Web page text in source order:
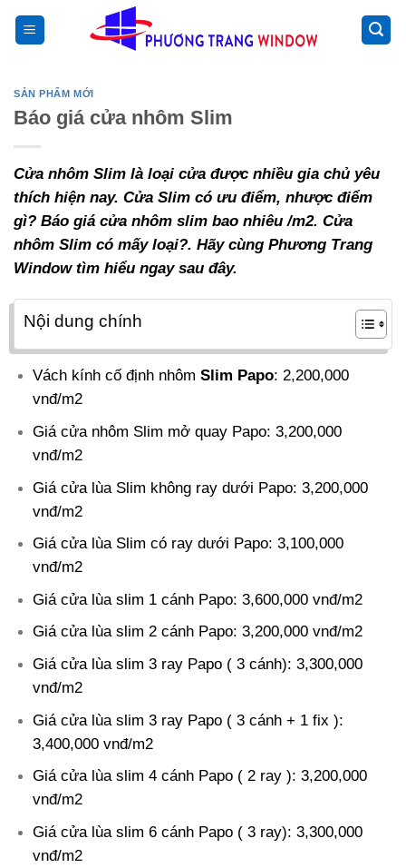
đến
SẢN PHẨM MỚI
Báo giá cửa nhôm Slim
Cửa nhôm Slim là loại cửa được nhiều gia chủ yêu
thích hiện nay. Cửa Slim có ưu điểm, nhược điểm
gì? Báo giá cửa nhôm slim bao nhiêu /m2. Cửa
nhôm Slim có mấy loại?. Hãy cùng Phương Trang
Window tìm hiểu ngay sau đây.
Nội dung chính
Vách kính cố định nhôm Slim Papo: 2,200,000
vnđ/m2
Giá cửa nhôm Slim mở quay Papo: 3,200,000
vnđ/m2
Giá cửa lùa Slim không ray dưới Papo: 3,200,000
vnđ/m2
Giá cửa lùa Slim có ray dưới Papo: 3,100,000
vnđ/m2
Giá cửa lùa slim 1 cánh Papo: 3,600,000 vnđ/m2
Giá cửa lùa slim 2 cánh Papo: 3,200,000 vnđ/m2
Giá cửa lùa slim 3 ray Papo ( 3 cánh): 3,300,000
vnđ/m2
Giá cửa lùa slim 3 ray Papo ( 3 cánh + 1 fix ):
3,400,000 vnđ/m2
Giá cửa lùa slim 4 cánh Papo ( 2 ray ): 3,200,000
vnđ/m2
Giá cửa lùa slim 6 cánh Papo ( 3 ray): 3,300,000
vnđ/m2